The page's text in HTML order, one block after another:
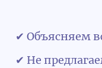
✔ Объясняем
✔ Не